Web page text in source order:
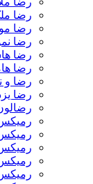
رضا
رضا
رضا
رضا
رضا
رضا و
رضا
رمیکس
رمیکس
رمیکس
رمیکس